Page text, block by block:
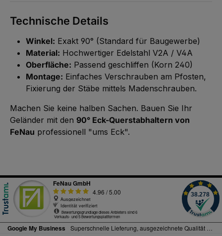
Technische Details
Winkel: Exakt 90° (Standard für Baugewerbe)
Material: Hochwertiger Edelstahl V2A / V4A
Oberfläche: Passend geschliffen (Korn 240)
Montage: Einfaches Verschrauben am Pfosten,
Fixierung der Stäbe mittels Madenschrauben.
Machen Sie keine halben Sachen. Bauen Sie Ihr
Geländer mit den 90° Eck-Querstabhaltern von
FeNau professionell "ums Eck".